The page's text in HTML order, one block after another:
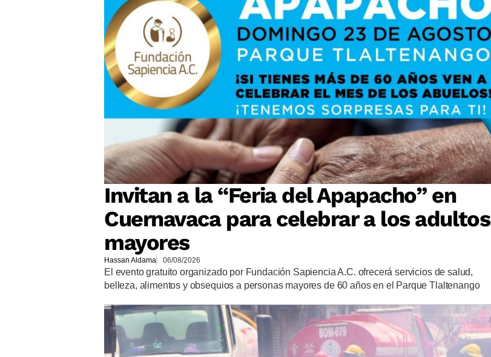
Invitan a la “Feria del Apapacho” en
Cuernavaca para celebrar a los adultos
mayores
Hassan Aldama 06/08/2026
El evento gratuito organizado por Fundación Sapiencia A.C. ofrecerá servicios de salud,
belleza, alimentos y obsequios a personas mayores de 60 años en el Parque Tlaltenango